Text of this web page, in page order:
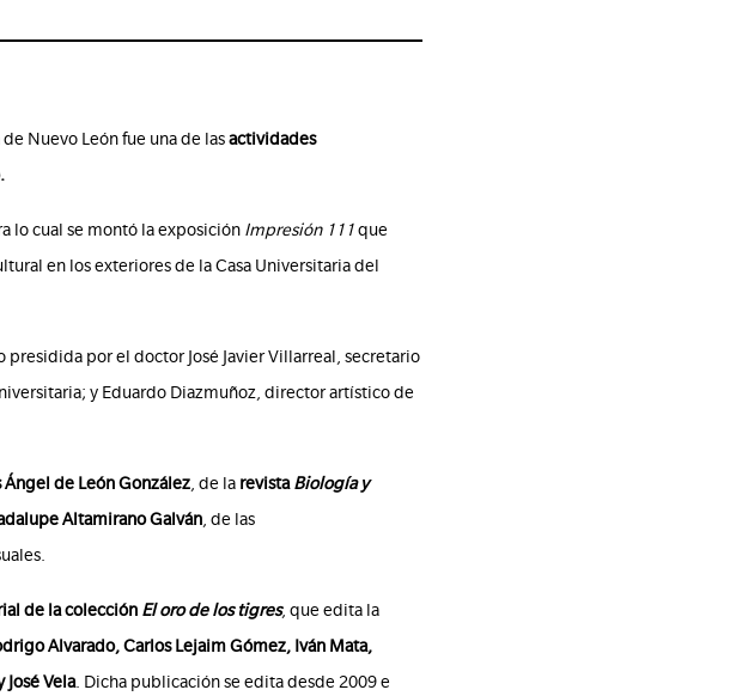
Nuevo León fue una de lasactividades
lo cual se montó la exposición Impresión 111que
en los exteriores de la Casa Universitaria del
por el doctor José Javier Villarreal, secretario
y Eduardo Diazmuñoz, director artístico de
Ángel de León González, de la revistaBiología y
Altamirano Galván, de las
de la colección El oro de los tigres, que edita la
Alvarado, Carlos Lejaim Gómez, Iván Mata,
José Vela. Dicha publicación se edita desde 2009 e